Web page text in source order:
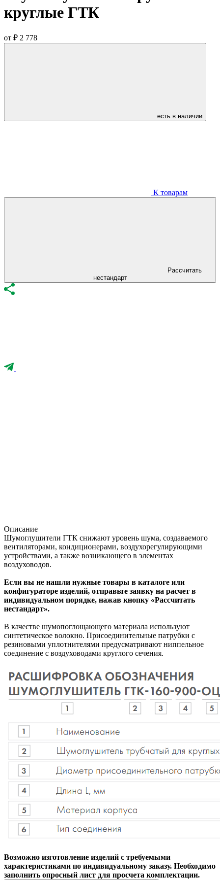
круглые ГТК
от ₽ 2 778
есть в наличии
К товарам
Рассчитать
нестандарт
Описание
Шумоглушители ГТК снижают уровень шума, создаваемого
вентиляторами, кондиционерами, воздухорегулирующими
устройствами, а также возникающего в элементах
воздуховодов.
Если вы не нашли нужные товары в каталоге или
конфигураторе изделий, отправьте заявку на расчет в
индивидуальном порядке, нажав кнопку «Рассчитать
нестандарт».
В качестве шумопоглощающего материала используют
синтетическое волокно. Присоединительные патрубки с
резиновыми уплотнителями предусматривают ниппельное
соединение с воздуховодами круглого сечения.
Возможно изготовление изделий с требуемыми
характеристиками по индивидуальному заказу. Необходимо
заполнить опросный лист для просчета комплектации.